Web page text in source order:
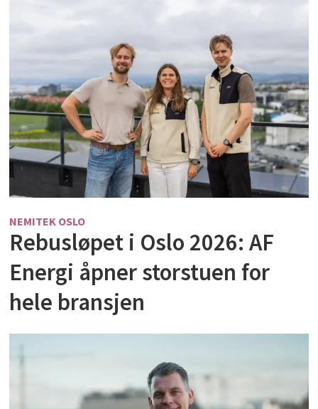
NEMITEK OSLO
Rebusløpet i Oslo 2026: AF
Energi åpner storstuen for
hele bransjen